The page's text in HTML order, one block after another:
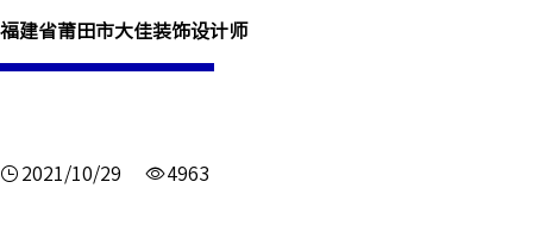
福建省莆田市大佳装饰设计师
2021/10/29 4963